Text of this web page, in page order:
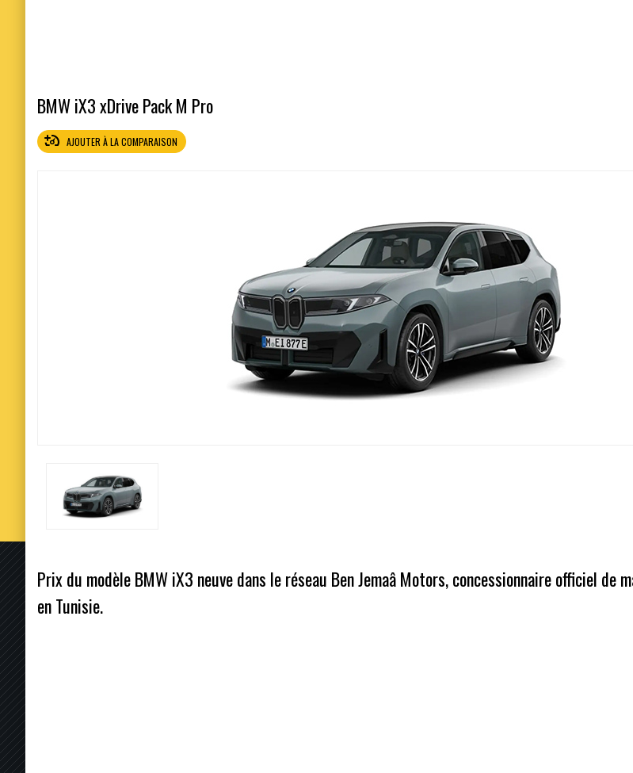
BMW iX3 xDrive Pack M Pro
AJOUTER À LA COMPARAISON
Prix du modèle BMW iX3 neuve dans le réseau Ben Jemaâ Motors, concessionnaire officiel de
en Tunisie.